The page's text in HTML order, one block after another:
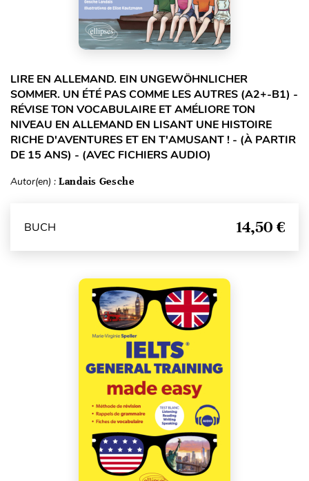
LIRE EN ALLEMAND. EIN UNGEWÖHNLICHER
SOMMER. UN ÉTÉ PAS COMME LES AUTRES (A2+-B1) -
RÉVISE TON VOCABULAIRE ET AMÉLIORE TON
NIVEAU EN ALLEMAND EN LISANT UNE HISTOIRE
RICHE D'AVENTURES ET EN T'AMUSANT ! - (À PARTIR
DE 15 ANS) - (AVEC FICHIERS AUDIO)
Autor(en) : Landais Gesche
BUCH 14,50 €